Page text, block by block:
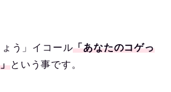
ょう」イコール「あなたのコゲっ
という事です。